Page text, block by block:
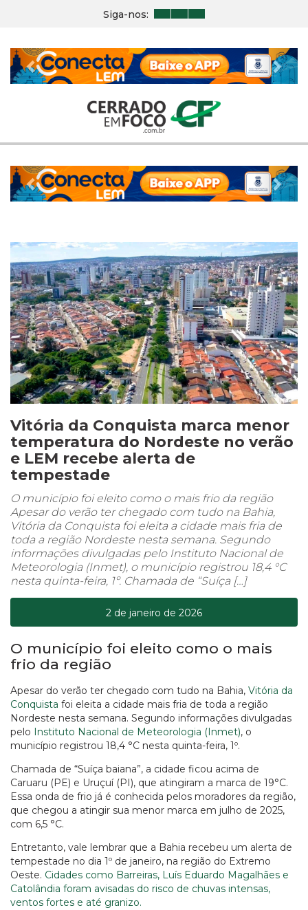
Siga-nos:
Previous Next
Previous Next
Vitória da Conquista marca menor
temperatura do Nordeste no verão
e LEM recebe alerta de
tempestade
O município foi eleito como o mais frio da região
Apesar do verão ter chegado com tudo na Bahia,
Vitória da Conquista foi eleita a cidade mais fria de
toda a região Nordeste nesta semana. Segundo
informações divulgadas pelo Instituto Nacional de
Meteorologia (Inmet), o município registrou 18,4 °C
nesta quinta-feira, 1º. Chamada de “Suíça […]
2 de janeiro de 2026
O município foi eleito como o mais
frio da região
Apesar do verão ter chegado com tudo na Bahia, Vitória da
Conquista foi eleita a cidade mais fria de toda a região
Nordeste nesta semana. Segundo informações divulgadas
pelo Instituto Nacional de Meteorologia (Inmet), o
município registrou 18,4 °C nesta quinta-feira, 1º.
Chamada de “Suíça baiana”, a cidade ficou acima de
Caruaru (PE) e Uruçuí (PI), que atingiram a marca de 19°C.
Essa onda de frio já é conhecida pelos moradores da região,
que chegou a atingir sua menor marca em julho de 2025,
com 6,5 °C.
Entretanto, vale lembrar que a Bahia recebeu um alerta de
tempestade no dia 1º de janeiro, na região do Extremo
Oeste. Cidades como Barreiras, Luís Eduardo Magalhães e
Catolândia foram avisadas do risco de chuvas intensas,
ventos fortes e até granizo.